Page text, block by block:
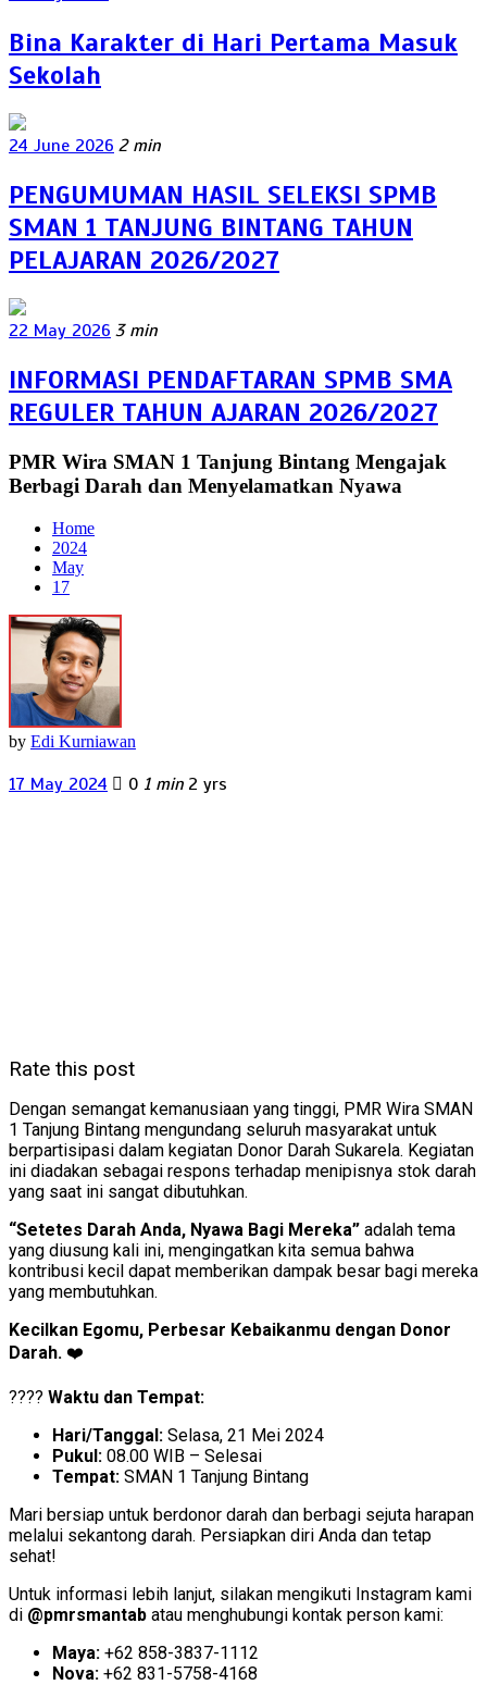
Bina Karakter di Hari Pertama Masuk
Sekolah
24 June 2026 2 min
PENGUMUMAN HASIL SELEKSI SPMB
SMAN 1 TANJUNG BINTANG TAHUN
PELAJARAN 2026/2027
22 May 2026 3 min
INFORMASI PENDAFTARAN SPMB SMA
REGULER TAHUN AJARAN 2026/2027
PMR Wira SMAN 1 Tanjung Bintang Mengajak
Berbagi Darah dan Menyelamatkan Nyawa
Home
2024
May
17
by Edi Kurniawan
17 May 2024 0 1 min 2 yrs
Rate this post
Dengan semangat kemanusiaan yang tinggi, PMR Wira SMAN
1 Tanjung Bintang mengundang seluruh masyarakat untuk
berpartisipasi dalam kegiatan Donor Darah Sukarela. Kegiatan
ini diadakan sebagai respons terhadap menipisnya stok darah
yang saat ini sangat dibutuhkan.
“Setetes Darah Anda, Nyawa Bagi Mereka” adalah tema
yang diusung kali ini, mengingatkan kita semua bahwa
kontribusi kecil dapat memberikan dampak besar bagi mereka
yang membutuhkan.
Kecilkan Egomu, Perbesar Kebaikanmu dengan Donor
Darah. ❤️
???? Waktu dan Tempat:
Hari/Tanggal: Selasa, 21 Mei 2024
Pukul: 08.00 WIB – Selesai
Tempat: SMAN 1 Tanjung Bintang
Mari bersiap untuk berdonor darah dan berbagi sejuta harapan
melalui sekantong darah. Persiapkan diri Anda dan tetap
sehat!
Untuk informasi lebih lanjut, silakan mengikuti Instagram kami
di @pmrsmantab atau menghubungi kontak person kami:
Maya: +62 858-3837-1112
Nova: +62 831-5758-4168